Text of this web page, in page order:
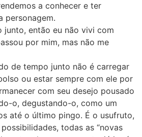
a conhecer e ter
personagem.
junto, então eu não vivi com
por mim, mas não me
de tempo junto não é carregar
ou estar sempre com ele por
com seu desejo pousado
o, degustando-o, como um
até o último pingo. É o usufruto,
todas as “novas